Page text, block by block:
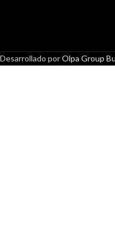
Desarrollado porOlpa Group